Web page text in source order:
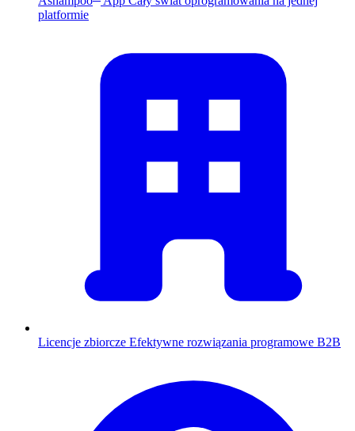
platformie
Licencje zbiorcze Efektywne rozwiązania programowe B2B